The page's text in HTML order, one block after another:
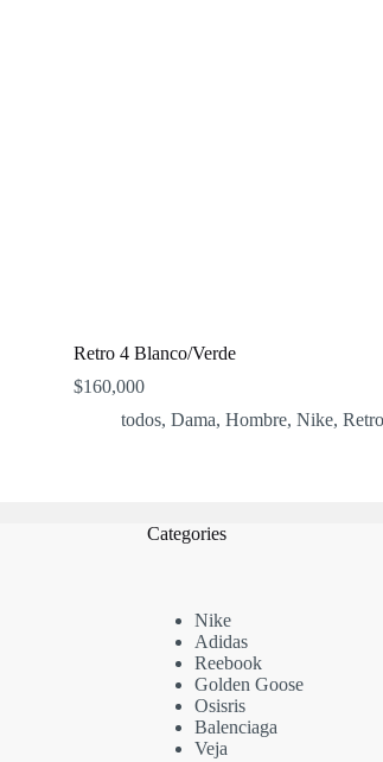
Retro 4 Blanco/Verde
$160,000
todos, Dama, Hombre, Nike,
Categories
Nike
Adidas
Reebook
Golden Goose
Osisris
Balenciaga
Veja